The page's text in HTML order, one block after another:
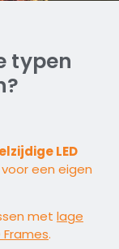
typen
LED
een eigen
met lage
.